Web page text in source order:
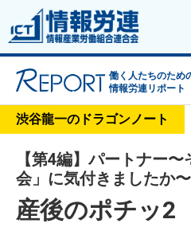
働く人たちのため
情報労連リポート
渋谷龍一のドラゴンノート
【第4編】パートナー
会」に気付きましたか〜
産後のポチッ2